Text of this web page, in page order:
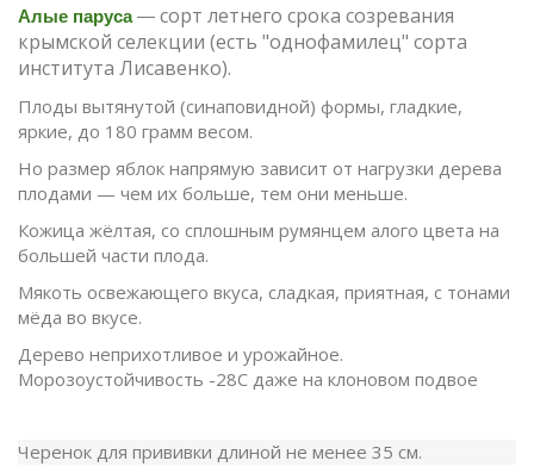
Алые паруса — сорт летнего срока созревания
крымской селекции (есть "однофамилец" сорта
института Лисавенко).
Плоды вытянутой (синаповидной) формы, гладкие,
яркие, до 180 грамм весом.
Но размер яблок напрямую зависит от нагрузки дерева
плодами — чем их больше, тем они меньше.
Кожица жёлтая, со сплошным румянцем алого цвета на
большей части плода.
Мякоть освежающего вкуса, сладкая, приятная, с тонами
мёда во вкусе.
Дерево неприхотливое и урожайное.
Морозоустойчивость -28С даже на клоновом подвое
Черенок для прививки длиной не менее 35 см.